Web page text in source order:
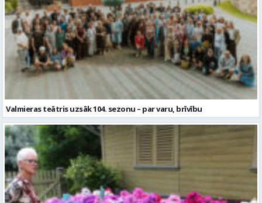
Valmieras teātris uzsāk 104. sezonu – par varu, brīvību